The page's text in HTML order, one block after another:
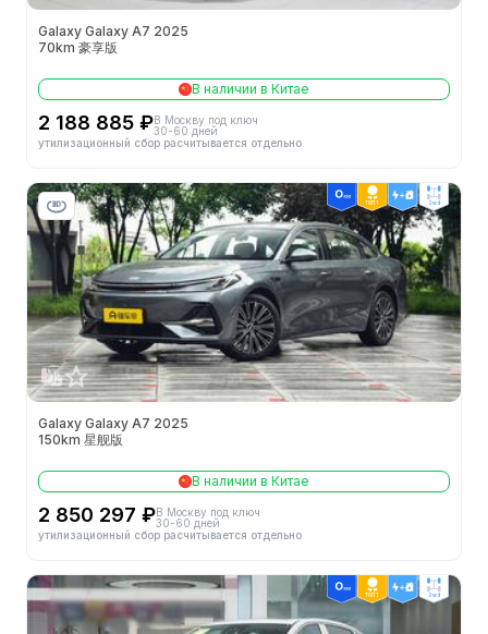
Galaxy Galaxy A7 2025
70km 豪享版
В наличии в Китае
2 188 885 ₽В Москву под ключ
30-60 дней
утилизационный сбор расчитывается отдельно
ТОП 1 2wd
Galaxy Galaxy A7 2025
150km 星舰版
В наличии в Китае
2 850 297 ₽В Москву под ключ
30-60 дней
утилизационный сбор расчитывается отдельно
ТОП 1 2wd